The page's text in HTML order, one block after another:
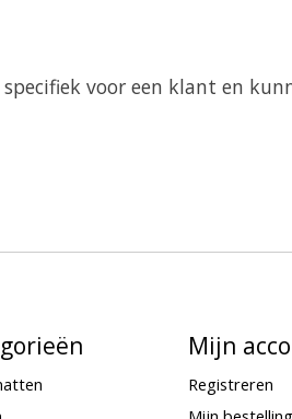
voor een klant en
Mijn
Registreren